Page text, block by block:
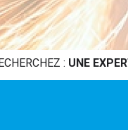
: UNE